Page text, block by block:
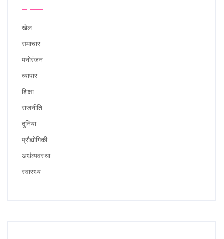
खेल
समाचार
मनोरंजन
व्यापार
शिक्षा
राजनीति
दुनिया
प्रौद्योगिकी
अर्थव्यवस्था
स्वास्थ्य